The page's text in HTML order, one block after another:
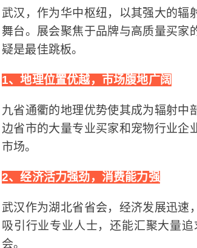
武汉，作为华中枢纽，以其强大的辐
舞台。展会聚焦于品牌与高质量买家
疑是最佳跳板。
1、地理位置优越，市场腹地广阔
九省通衢的地理优势使其成为辐射中
边省市的大量专业买家和宠物行业企
市场。
2、经济活力强劲，消费能力强
武汉作为湖北省省会，经济发展迅速
吸引行业专业人士，还能汇聚大量
会。